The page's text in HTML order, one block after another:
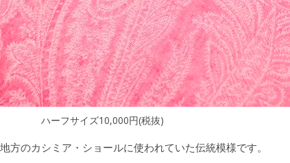
ハーフサイズ10,000円(税抜)
方のカシミア・ショールに使われていた伝統模様です。